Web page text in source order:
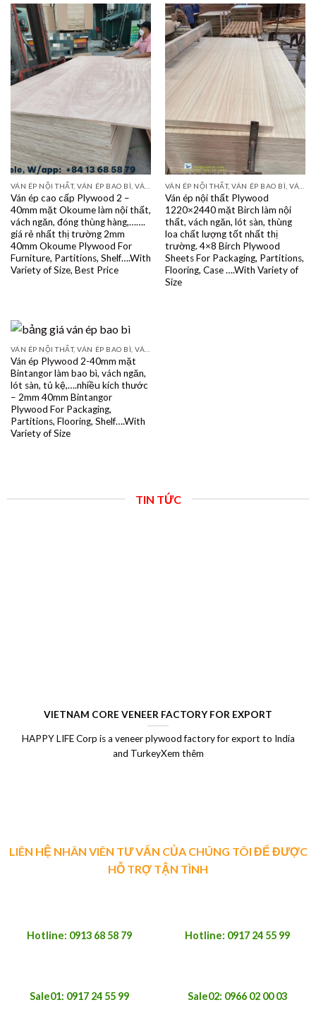
VÁN ÉP NỘI THẤT, VÁN ÉP BAO BÌ, VÁN SOFA, PALLETS, VÁN SẺ THANH LVL
Ván ép cao cấp Plywood 2 –
40mm mặt Okoume làm nội thất,
vách ngăn, đóng thùng hàng,…….
giá rẻ nhất thị trường 2mm
40mm Okoume Plywood For
Furniture, Partitions, Shelf….With
Variety of Size, Best Price
VÁN ÉP NỘI THẤT, VÁN ÉP BAO BÌ, VÁN SOFA, PALLETS, VÁN SẺ THANH LVL
Ván ép nội thất Plywood
1220×2440 mặt Birch làm nội
thất, vách ngăn, lót sàn, thùng
loa chất lượng tốt nhất thị
trường. 4×8 Birch Plywood
Sheets For Packaging, Partitions,
Flooring, Case ….With Variety of
Size
Ván ép Plywood 2-40mm mặt
Bintangor làm bao bì, vách ngăn,
lót sàn, tủ kệ,….nhiều kích thước
– 2mm 40mm Bintangor
Plywood For Packaging,
Partitions, Flooring, Shelf….With
Variety of Size
TIN TỨC
VIETNAM CORE VENEER FACTORY FOR EXPORT
HAPPY LIFE Corp is a veneer plywood factory for export to India
and TurkeyXem thêm
LIÊN HỆ NHÂN VIÊN TƯ VẤN CỦA CHÚNG TÔI ĐỂ ĐƯỢC
HỖ TRỢ TẬN TÌNH
Hotline: 0913 68 58 79 Hotline: 0917 24 55 99
Sale01: 0917 24 55 99 Sale02: 0966 02 00 03